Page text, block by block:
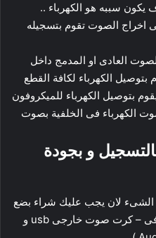
يكون سببه هو الكهرباء ..
اخراج الصوت تقوم بتسجيله
العادى او المدمج داخل
بتوصيل الكهرباء لكافة القطع
بتوصيل الكهرباء للميكروفون
الكهرباء فى الخلفية بصوت
و بجودة
لان يجب عليك شراء بضع
اشياء مهمة مثل ( ميكروفون احترافى – كرت صوت خارجى usb و